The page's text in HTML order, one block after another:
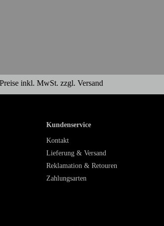
Preise inkl. MwSt. zzgl. Versand
Kundenservice
Kontakt
Lieferung & Versand
Reklamation & Retouren
Zahlungsarten